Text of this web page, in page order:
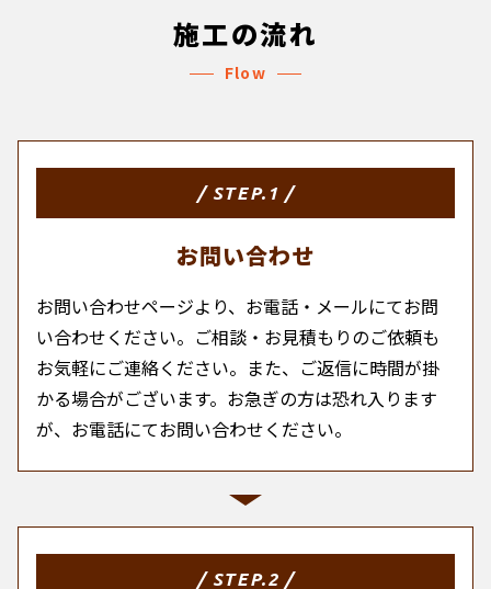
施工の流れ
Flow
/ STEP.1 /
お問い合わせ
お問い合わせページより、お電話・メールにてお問
い合わせください。ご相談・お見積もりのご依頼も
お気軽にご連絡ください。また、ご返信に時間が掛
かる場合がございます。お急ぎの方は恐れ入ります
が、お電話にてお問い合わせください。
/ STEP.2 /